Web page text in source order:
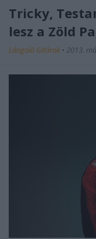
Tricky,
lesz a Zöld
Lángoló Gitárok • 2013.